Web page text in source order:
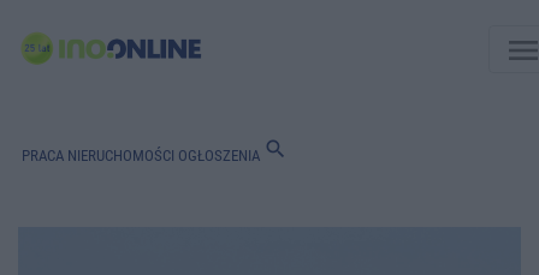
PRACA NIERUCHOMOŚCI OGŁOSZENIA search